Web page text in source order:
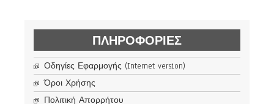
ΠΛΗΡΟΦΟΡΊΕΣ
Οδηγίες Εφαρμογής (Internet version)
Όροι Χρήσης
Πολιτική Απορρήτου